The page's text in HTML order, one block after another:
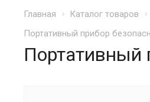
Главная Каталог товаров
Портативный прибор
Портативный